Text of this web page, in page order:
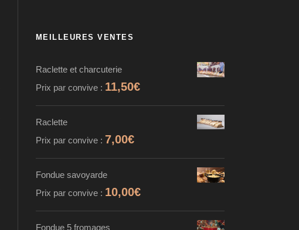
MEILLEURES VENTES
Raclette et charcuterie
Prix par convive : 11,50€
Raclette
Prix par convive : 7,00€
Fondue savoyarde
Prix par convive : 10,00€
Fondue 5 fromages